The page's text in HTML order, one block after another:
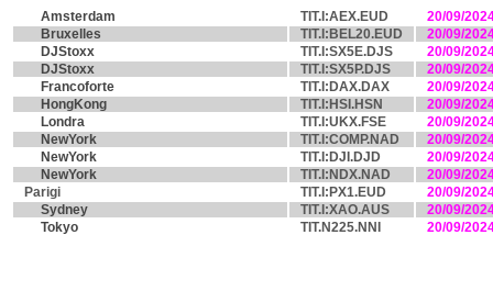
Amsterdam TIT.I:AEX.EUD
20/09/
Bruxelles
TIT.I:BEL20.EUD
20/09/
DJStoxx
TIT.I:SX5E.DJS
20/09/
DJStoxx
TIT.I:SX5P.DJS
20/09/
Francoforte
TIT.I:DAX.DAX
20/09/
HongKong
TIT.I:HSI.HSN
20/09/
Londra
TIT.I:UKX.FSE
20/09/
NewYork
TIT.I:COMP.NAD
20/09/
NewYork
TIT.I:DJI.DJD
20/09/
NewYork
TIT.I:NDX.NAD
20/09/
Parigi
TIT.I:PX1.EUD
20/09/
Sydney
TIT.I:XAO.AUS
20/09/
Tokyo
TIT.N225.NNI 20/09/